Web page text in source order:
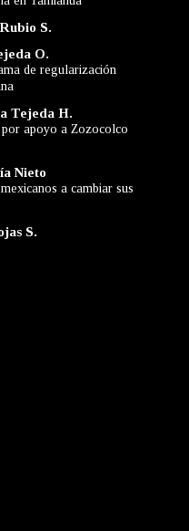
S.
O.
de regularización
Tejeda H.
apoyo a Zozocolco
Nieto
a cambiar sus
S.